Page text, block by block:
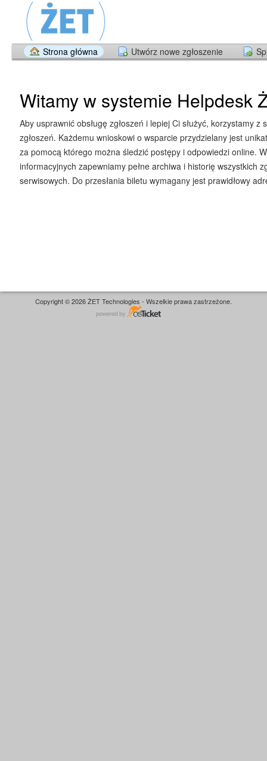
Strona główna Utwórz nowe zgłoszenie
Witamy w systemie Helpdesk
Aby usprawnić obsługę zgłoszeń i lepiej Ci służyć, korzystamy z
zgłoszeń. Każdemu wnioskowi o wsparcie przydzielany jest
za pomocą którego można śledzić postępy i odpowiedzi online.
informacyjnych zapewniamy pełne archiwa i historię wszystkich
serwisowych. Do przesłania biletu wymagany jest prawidłowy
Copyright © 2026 ŻET Technologies - Wszelkie prawa zastrzeżone.